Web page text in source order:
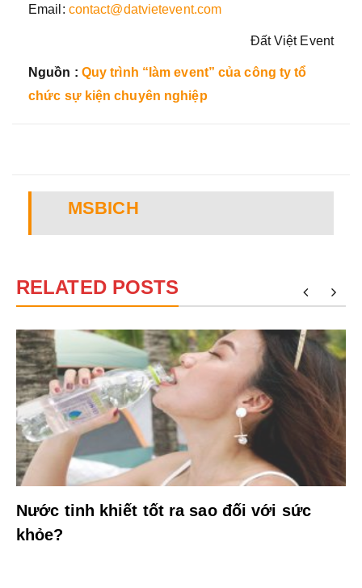
Email: contact@datvietevent.com
Đất Việt Event
Nguồn : Quy trình “làm event” của công ty tổ
chức sự kiện chuyên nghiệp
MSBICH
RELATED POSTS
Nước tinh khiết tốt ra sao đối với sức
khỏe?